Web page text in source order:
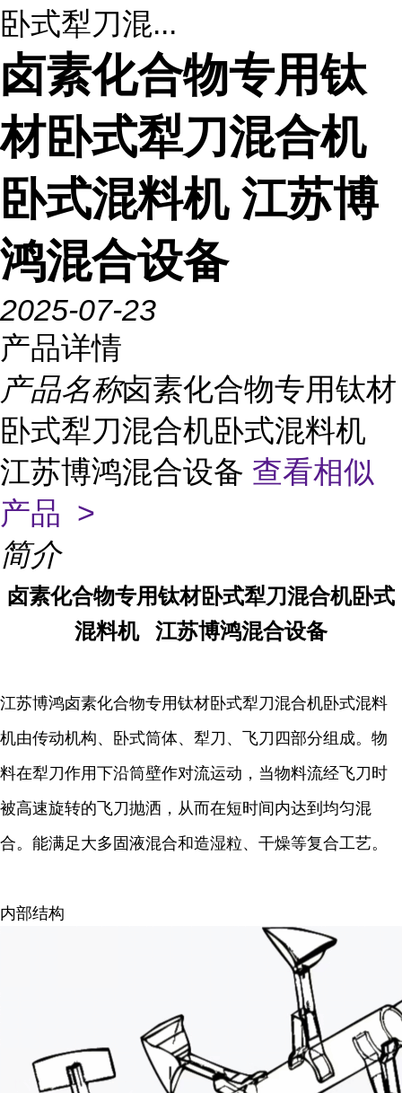
卧式犁刀混...
卤素化合物专用钛
材卧式犁刀混合机
卧式混料机 江苏博
鸿混合设备
2025-07-23
产品详情
产品名称卤素化合物专用钛材
卧式犁刀混合机卧式混料机
江苏博鸿混合设备 查看相似
产品 >
简介
卤素化合物专用钛材卧式犁刀混合机卧式
混料机
江苏博鸿混合设备
江苏博鸿卤素化合物专用钛材卧式犁刀混合机卧式混料
机由传动机构、卧式筒体、犁刀、飞刀四部分组成。物
料在犁刀作用下沿筒壁作对流运动，当物料流经飞刀时
被高速旋转的飞刀抛洒，从而在短时间内达到均匀混
合。能满足大多固液混合和造湿粒、干燥等复合工艺。
内部结构